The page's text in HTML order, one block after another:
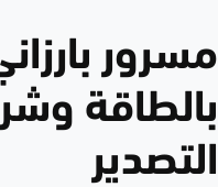
مسرور
بالطاقة
التصدير